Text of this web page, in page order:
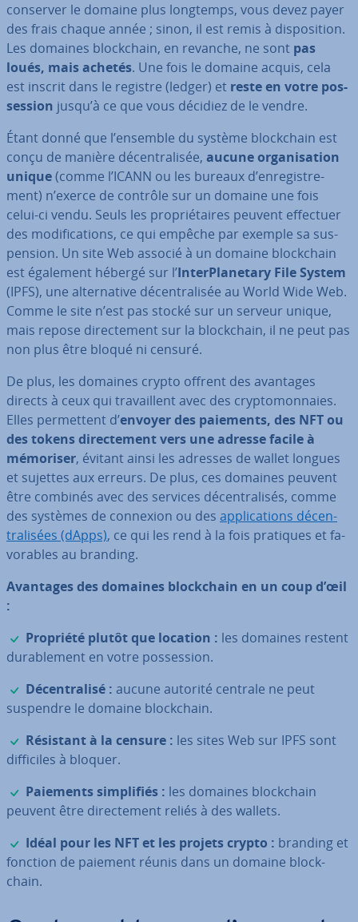
conserver le domaine plus longtemps, vous devez payer
des frais chaque année ; sinon, il est remis à dis­po­si­tion.
Les domaines blo­ck­chain, en revanche, ne sont pas
loués, mais achetés. Une fois le domaine acquis, cela
est inscrit dans le registre (ledger) et reste en votre pos­
ses­sion jusqu’à ce que vous décidiez de le vendre.
Étant donné que l’ensemble du système blo­ck­chain est
conçu de manière dé­cen­tra­li­sée, aucune or­ga­ni­sa­tion
unique(comme l’ICANN ou les bureaux d’en­re­gis­tre­
ment) n’exerce de contrôle sur un domaine une fois
celui-ci vendu. Seuls les pro­prié­taires peuvent effectuer
des mo­di­fi­ca­tions, ce qui empêche par exemple sa sus­
pen­sion. Un site Web associé à un domaine blo­ck­chain
est également hébergé sur l’In­ter­Pla­ne­tary File System
(IPFS), une al­ter­na­tive dé­cen­tra­li­sée au World Wide Web.
Comme le site n’est pas stocké sur un serveur unique,
mais repose di­rec­te­ment sur la blo­ck­chain, il ne peut pas
non plus être bloqué ni censuré.
De plus, les domaines crypto offrent des avantages
directs à ceux qui tra­vail­lent avec des cryp­to­mon­naies.
Elles per­met­tent d’envoyer des paiements, des NFT ou
des tokens di­rec­te­ment vers une adresse facile à
mémoriser, évitant ainsi les adresses de wallet longues
et sujettes aux erreurs. De plus, ces domaines peuvent
être combinés avec des services dé­cen­tra­li­sés, comme
des systèmes de connexion ou des ap­pli­ca­tions dé­cen­
tra­li­sées (dApps), ce qui les rend à la fois pratiques et fa­
vo­rables au branding.
Avantages des domaines blo­ck­chain en un coup d’œil
:
✓
Propriété plutôt que location : les domaines restent
du­ra­ble­ment en votre pos­ses­sion.
✓
Dé­cen­tra­lisé : aucune autorité centrale ne peut
suspendre le domaine blo­ck­chain.
✓
Résistant à la censure : les sites Web sur IPFS sont
dif­fi­ciles à bloquer.
✓
Paiements sim­pli­fiés : les domaines blo­ck­chain
peuvent être di­rec­te­ment reliés à des wallets.
✓
Idéal pour les NFT et les projets crypto : branding et
fonction de paiement réunis dans un domaine blo­ck­
chain.